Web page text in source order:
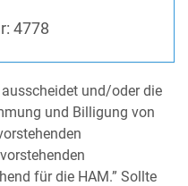
4778
ausscheidet und/oder die
und Billigung von
für die HAM.” Sollte